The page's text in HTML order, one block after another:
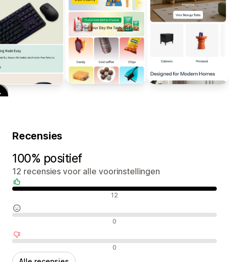
Recensies
100% positief
12 recensies voor alle voorinstellingen
12
0
0